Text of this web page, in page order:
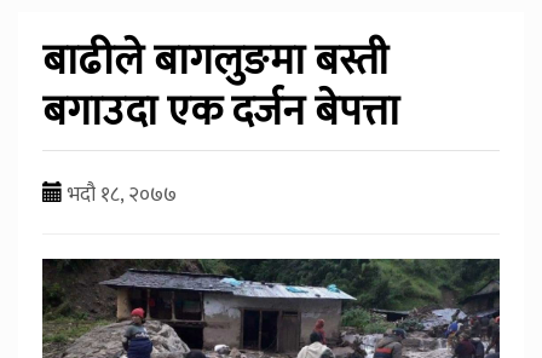
बाढीले बागलुङमा बस्ती
बगाउदा एक दर्जन बेपत्ता
भदौ १८, २०७७